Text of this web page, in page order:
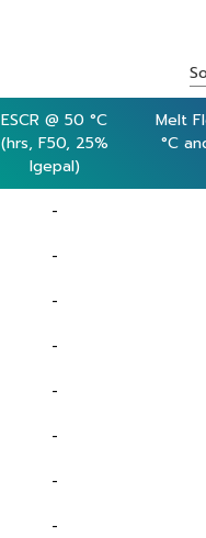
ESCR @ 50 °C
(hrs, F50, 25%
Igepal)
Melt
°C
-
-
-
-
-
-
-
-
ESCR @ 50 °C
(hrs, F50, 25%
Igepal)
Melt
°C